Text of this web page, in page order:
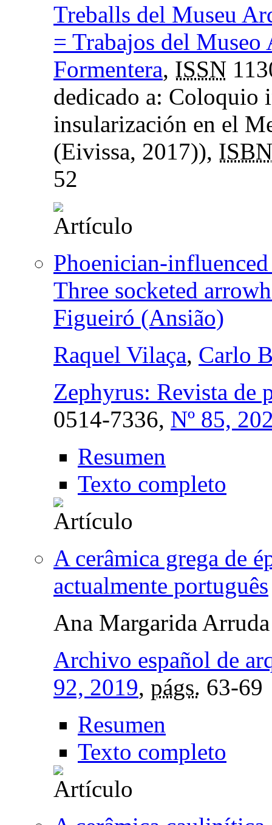
Treballs del Museu
= Trabajos del
Formentera, ISSN
dedicado a: Coloquio
insularización en el
(Eivissa, 2017)), ISBN
52
Phoenician-
Three socketed
Figueiró (Ansião)
Raquel Vilaça, Carlo
Zephyrus: Revista de
0514-7336, Nº 85,
Resumen
Texto completo
A cerâmica grega de
actualmente português
Ana Margarida Arruda
Archivo español de
92, 2019, págs. 63-69
Resumen
Texto completo